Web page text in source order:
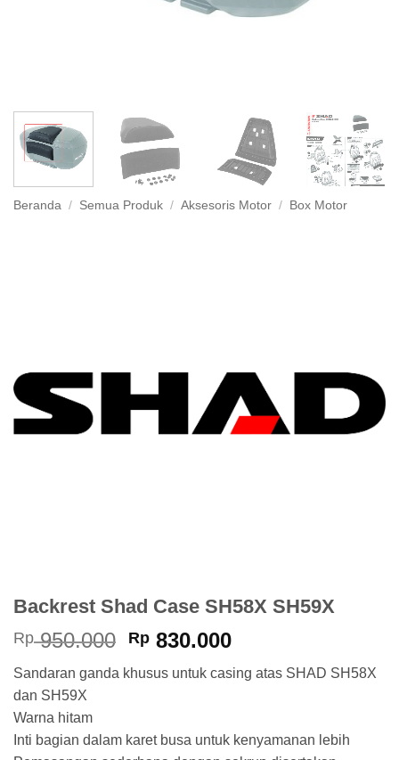
Beranda / Semua Produk / Aksesoris Motor / Box Motor
Backrest Shad Case SH58X SH59X
Rp950.000 Harga
adalah:
Rp 830.000Harga
ini
Sandaran ganda khusus untuk casing atas SHAD SH58X
dan SH59X
Warna hitam
Inti bagian dalam karet busa untuk kenyamanan lebih